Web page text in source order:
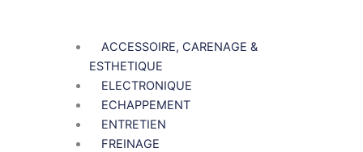
ACCESSOIRE, CARENAGE &
ESTHETIQUE
ELECTRONIQUE
ECHAPPEMENT
ENTRETIEN
FREINAGE